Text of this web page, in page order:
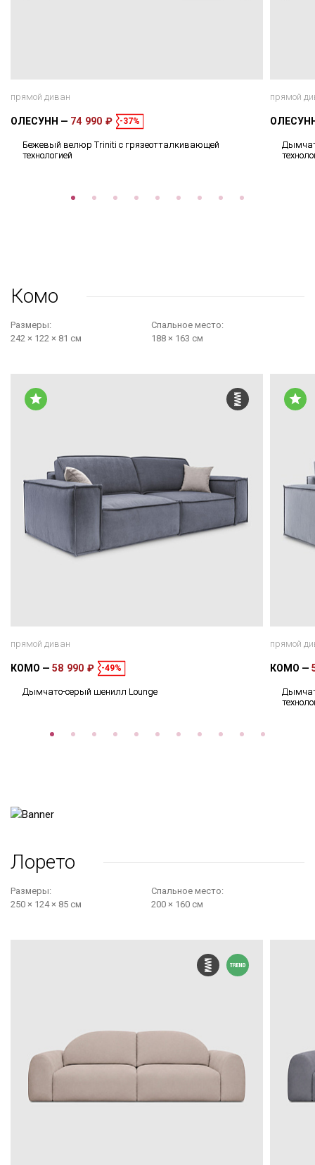
прямой диван
ОЛЕСУНН 74 990 ₽ -37%
Бежевый велюр Triniti с грязеотталкивающей
технологией
прямой
Комо
Размеры:
242 × 122 × 81 см
Cпальное место:
188 × 163 см
прямой диван
КОМО 58 990 ₽ -49%
Дымчато-серый шенилл Lounge
прямой
КОМО
Лорето
Размеры:
250 × 124 × 85 см
Cпальное место:
200 × 160 см